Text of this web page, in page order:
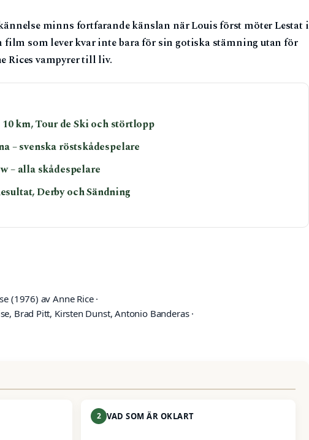
minns fortfarande känslan när Louis först möter Lestat i
film som lever kvar inte bara för sin gotiska stämning utan för
Rices vampyrer till liv.
km, Tour de Ski och störtlopp
– svenska röstskådespelare
– alla skådespelare
Derby och Sändning
(1976) av Anne Rice ·
Brad Pitt, Kirsten Dunst, Antonio Banderas ·
2 VAD SOM ÄR OKLART